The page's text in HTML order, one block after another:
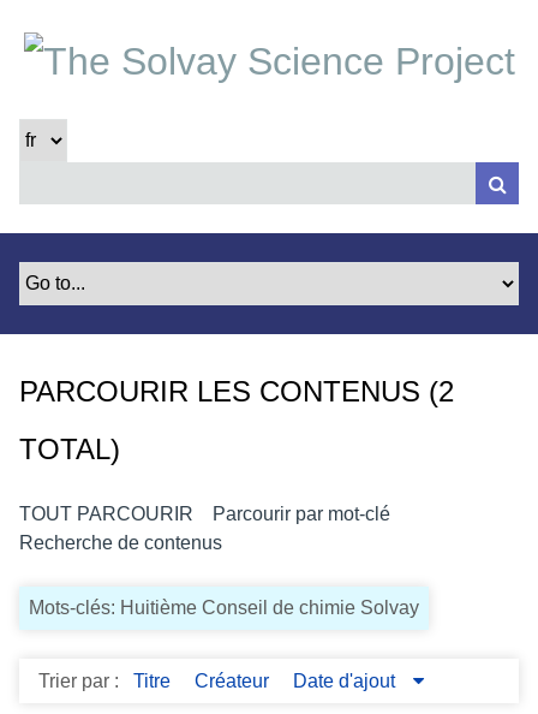
t
PARCOURIR LES CONTENUS (2
TOTAL)
TOUT PARCOURIR
Parcourir par mot-clé
Recherche de contenus
Mots-clés: Huitième Conseil de chimie Solvay
Trier par : Titre Créateur Date d'ajout